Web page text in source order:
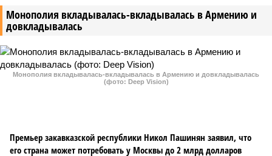
Монополия вкладывалась-вкладывалась в Армению и
довкладывалась
Монополия вкладывалась-вкладывалась в Армению и довкладывалась
(фото: Deep Vision)
Премьер закавказской республики Никол Пашинян заявил, что
его страна может потребовать у Москвы до 2 млрд долларов